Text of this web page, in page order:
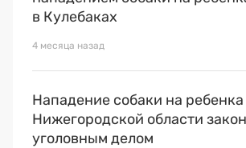
в Кулебаках
4 месяца назад
Нападение собаки на ребенка
Нижегородской области
уголовным делом